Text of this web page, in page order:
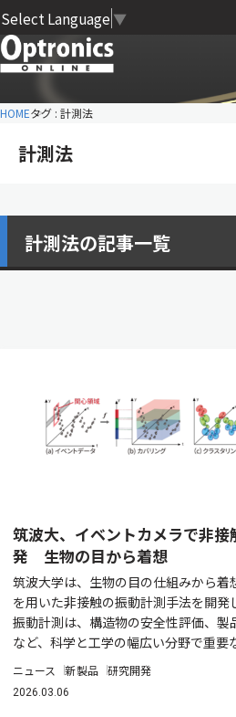
Select Language ▼
HOMEタグ : 計測法
計測法
計測法の記事一覧
筑波大、イベントカメラで非
発 生物の目から着想
筑波大学は、生物の目の仕組みから着
を用いた非接触の振動計測手法を開発
振動計測は、構造物の安全性評価、製
など、科学と工学の幅広い分野で重要
ニュース 新製品 研究開発
2026.03.06